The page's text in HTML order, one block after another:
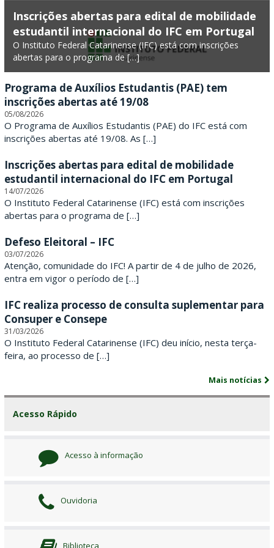
F
e
d
e
r
a
l
C
a
t
a
r
i
n
e
s
e
Inscrições abertas para edital de mobilidade
estudantil internacional do IFC em Portugal
O Instituto Federal Catarinense (IFC) está com inscrições
abertas para o programa de […]
Programa de Auxílios Estudantis (PAE) tem
inscrições abertas até 19/08
05/08/2026
O Programa de Auxílios Estudantis (PAE) do IFC está com
inscrições abertas até 19/08. As […]
Inscrições abertas para edital de mobilidade
estudantil internacional do IFC em Portugal
14/07/2026
O Instituto Federal Catarinense (IFC) está com inscrições
abertas para o programa de […]
Defeso Eleitoral – IFC
03/07/2026
Atenção, comunidade do IFC! A partir de 4 de julho de 2026,
entra em vigor o período de […]
IFC realiza processo de consulta suplementar para
Consuper e Consepe
31/03/2026
O Instituto Federal Catarinense (IFC) deu início, nesta terça-
feira, ao processo de […]
Mais notícias
Acesso Rápido
Acesso à informação
Ouvidoria
Biblioteca